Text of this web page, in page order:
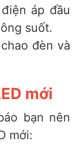
áp đầu
suốt.
đèn và
mới
bạn nên
mới: